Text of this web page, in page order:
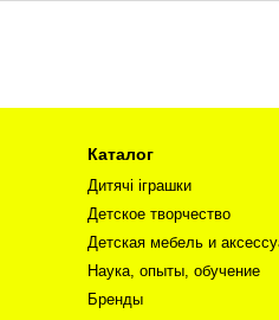
Каталог
Дитячі іграшки
Детское творчество
Детская мебель и
Наука, опыты, обучение
Бренды